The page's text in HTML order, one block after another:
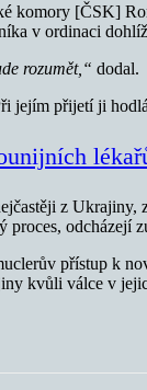
komory [ČSK]
v ordinaci
rozumět,“ dodal.
jejím přijetí ji
z
odcházejí
přístup k
kvůli válce v